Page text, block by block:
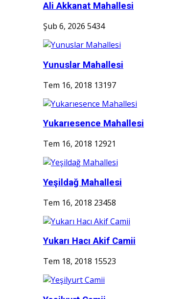
Ali Akkanat Mahallesi
Şub 6, 2026 5434
Yunuslar Mahallesi
Tem 16, 2018 13197
Yukarıesence Mahallesi
Tem 16, 2018 12921
Yeşildağ Mahallesi
Tem 16, 2018 23458
Yukarı Hacı Akif Camii
Tem 18, 2018 15523